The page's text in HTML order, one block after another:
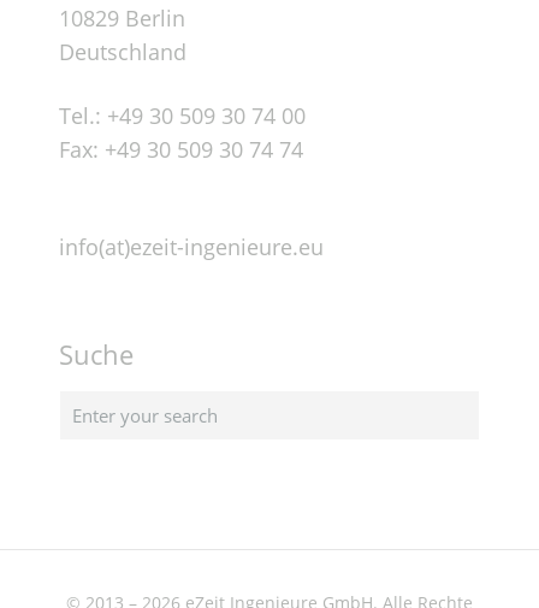
10829 Berlin
Deutschland
Tel.: +49 30 509 30 74 00
Fax: +49 30 509 30 74 74
info(at)ezeit-ingenieure.eu
Suche
© 2013 – 2026 eZeit Ingenieure GmbH. Alle Rechte